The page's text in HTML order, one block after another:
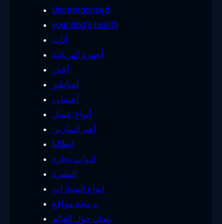
Uncategorized
your dog's health
أثاث
أجهزة كهربائية
أخبار
أساطير
أعشاب
أنواع عسل
أهم التمارين
إيطاليا
ادوات نجارة
البشرة
انواع السيارات
برمجة مواقع
بلدان حول العالم